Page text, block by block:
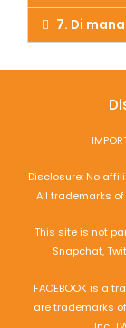
7. Di
Disclosure: No
All trademarks of
This site is not
Snapchat,
FACEBOOK is a
are trademarks of